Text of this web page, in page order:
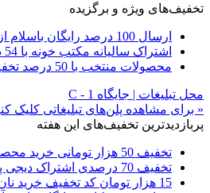
تخفیف‌های ویژه و برگزیده
ارسال 100 درصد رایگان باسلام از محصولات منتخب
اشتراک سالیانه مکتب خونه با 54 درصد تخفیف
محصولات منتخب با 50 درصد تخفیف بنیکس
محل تبلیغات | جایگاه C - 1
« برای مشاهده پلن‌های تبلیغاتی کلیک
پربازدیدترین تخفیف‌های این هفته
تخفیف 50 هزار تومانی خرید محصولات پروتئینی اسنپ فود
تخفیف 70 درصدی اشتراک دیجی پلاس از دیجی کالا
15 هزار تومان کد تخفیف خرید نان از اسنپ فود